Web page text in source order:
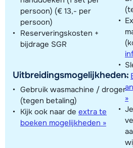
persoon) (€ 13,- per
persoon)
Reserveringskosten +
bijdrage SGR
Uitbreidingsmogelijkheden:
Gebruik wasmachine / droger
(tegen betaling)
Kijk ook naar de extra te
boeken mogelijkheden »
-
»